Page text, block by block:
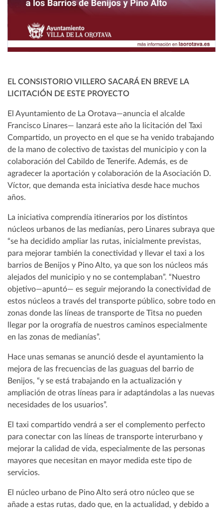
EL CONSISTORIO VILLERO SACARÁ EN BREVE LA
LICITACIÓN DE ESTE PROYECTO
El Ayuntamiento de La Orotava—anuncia el alcalde
Francisco Linares— lanzará este año la licitación del Taxi
Compartido, un proyecto en el que se ha venido trabajando
de la mano de colectivo de taxistas del municipio y con la
colaboración del Cabildo de Tenerife. Además, es de
agradecer la aportación y colaboración de la Asociación D.
Víctor, que demanda esta iniciativa desde hace muchos
años.
La iniciativa comprendía itinerarios por los distintos
núcleos urbanos de las medianías, pero Linares subraya que
“se ha decidido ampliar las rutas, inicialmente previstas,
para mejorar también la conectividad y llevar el taxi a los
barrios de Benijos y Pino Alto, ya que son los núcleos más
alejados del municipio y no se contemplaban”. “Nuestro
objetivo—apuntó— es seguir mejorando la conectividad de
estos núcleos a través del transporte público, sobre todo en
zonas donde las líneas de transporte de Titsa no pueden
llegar por la orografía de nuestros caminos especialmente
en las zonas de medianías”.
Hace unas semanas se anunció desde el ayuntamiento la
mejora de las frecuencias de las guaguas del barrio de
Benijos, “y se está trabajando en la actualización y
ampliación de otras líneas para ir adaptándolas a las nuevas
necesidades de los usuarios”.
El taxi compartido vendrá a ser el complemento perfecto
para conectar con las líneas de transporte interurbano y
mejorar la calidad de vida, especialmente de las personas
mayores que necesitan en mayor medida este tipo de
servicios.
El núcleo urbano de Pino Alto será otro núcleo que se
añade a estas rutas, dado que, en la actualidad, y debido a